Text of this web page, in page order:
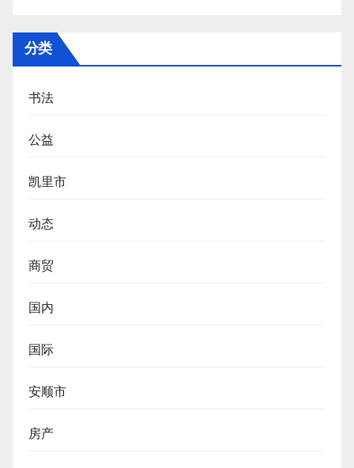
分类
书法
公益
凯里市
动态
商贸
国内
国际
安顺市
房产